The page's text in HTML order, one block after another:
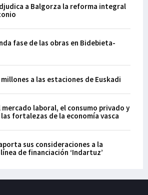
a Balgorza la reforma integral
fase de las obras en Bidebieta-
a las estaciones de Euskadi
mercado laboral, el consumo privado y
fortalezas de la economía vasca
sus consideraciones a la
de financiación ‘Indartuz’